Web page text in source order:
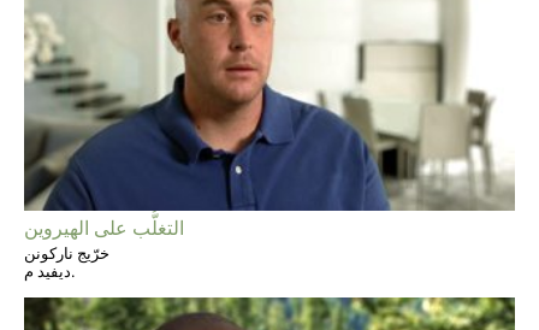
التغلُّب على الهيروين
خرّيج ناركونن
ديفيد م.